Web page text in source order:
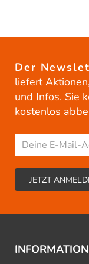
Der
liefert
und Infos. Sie
kostenlos